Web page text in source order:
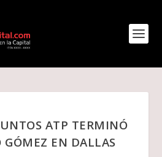
ATP TERMINÓ
GÓMEZ EN DALLAS